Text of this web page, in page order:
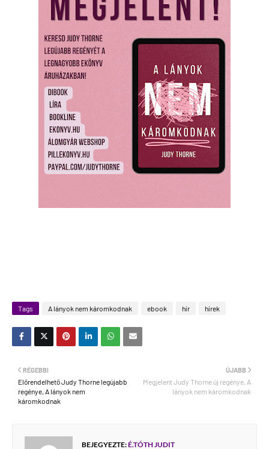
Tags A lányok nem káromkodnak ebook hír hírek
ÚJABB
Megjelent Judy Thorne új regénye, A
lányok nem káromkodnak
RÉGEBBI
Előrendelhető Judy Thorne legújabb
regénye, A lányok nem
káromkodnak
BEJEGYEZTE:É.TÓTH JUDIT